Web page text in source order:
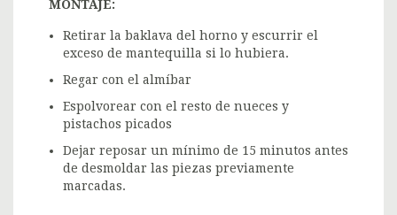
MONTAJE:
Retirar la baklava del horno y escurrir el
exceso de mantequilla si lo hubiera.
Regar con el almíbar
Espolvorear con el resto de nueces y
pistachos picados
Dejar reposar un mínimo de 15 minutos antes
de desmoldar las piezas previamente
marcadas.